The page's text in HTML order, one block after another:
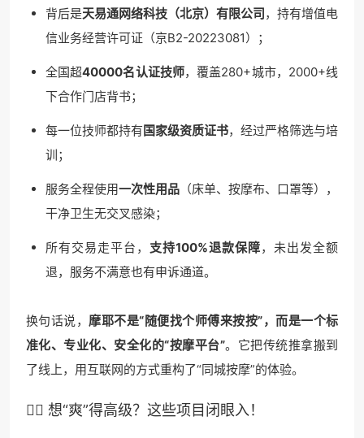
背后是天易通网络科技（北京）有限公司，持有增值电
信业务经营许可证（京B2-20223081）；
全国超40000名认证技师，覆盖280+城市，2000+线
下合作门店背书；
每一位技师都持有国家级资质证书，经过严格筛选与培
训；
服务全程使用一次性用品 （床单、按摩布、口罩等），
干净卫生无交叉感染；
所有交易走平台， 支持100%退款保障，未出发全额
退，服务不满意也有申诉通道。
换句话说， 摩耶不是“随便找个师傅来按按”，而是一个标
准化、专业化、安全化的“按摩平台”。它把传统推拿搬到
了线上，用互联网的方式重构了“同城按摩”的体验。
💆‍♂️ 想“爽”得高级？这些项目闭眼入！